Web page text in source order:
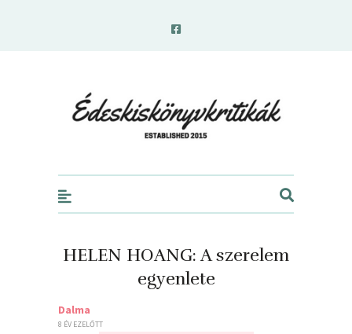
HELEN HOANG: A ​szerelem
egyenlete
Dalma
8 ÉV EZELŐTT